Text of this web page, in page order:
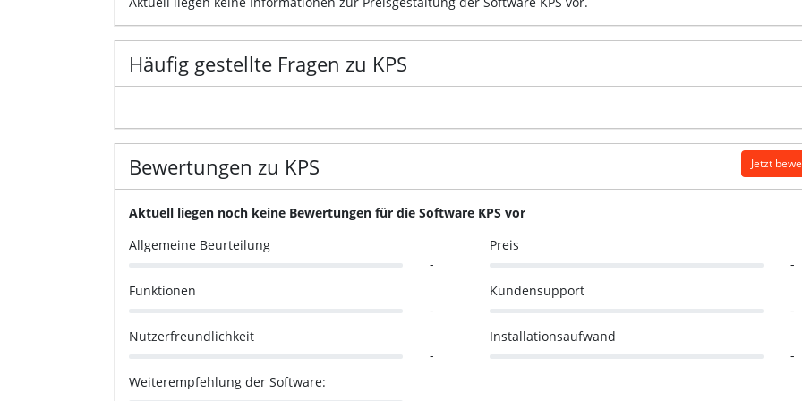
Häufig gestellte Fragen zu KPS
Bewertungen zu KPS Jetzt
Aktuell liegen noch keine Bewertungen für die Software KPS vor
Allgemeine Beurteilung
-
Preis
-
Funktionen
-
Kundensupport
-
Nutzerfreundlichkeit
-
Installationsaufwand
-
Weiterempfehlung der Software: